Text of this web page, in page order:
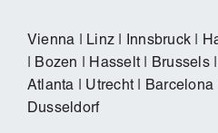
Vienna | Linz | Innsbruck |
| Bozen | Hasselt | Brussels
Atlanta | Utrecht | Barcelona
Dusseldorf